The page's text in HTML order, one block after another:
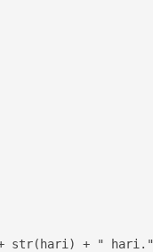
+ str(hari) + " hari."